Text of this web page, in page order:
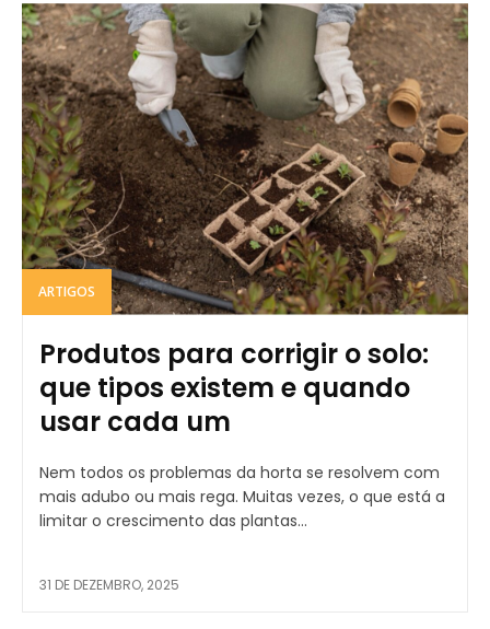
ARTIGOS
Produtos para corrigir o solo:
que tipos existem e quando
usar cada um
Nem todos os problemas da horta se resolvem com
mais adubo ou mais rega. Muitas vezes, o que está a
limitar o crescimento das plantas...
31 DE DEZEMBRO, 2025